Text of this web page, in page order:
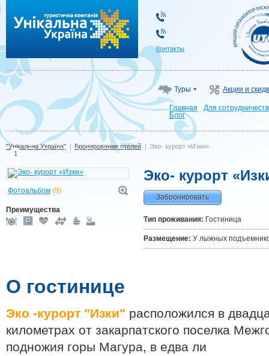
Контакты
Туры Акции и
Главная
Для
Блог
"Унікальна Україна" | Бронирование отелей | Эко- курорт «Изки»
1
8
9
Фотоальбом (9)
Преимущества
Эко- курорт
Забронировать
Тип проживания: Гостиница
Размещение: У лыжных
О гостинице
Эко -курорт "Изки" расположился в
километрах от закарпатского поселка
подножия горы Магура, в едва ли